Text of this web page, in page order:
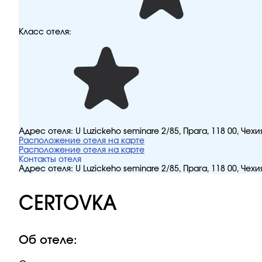
Класс отеля:
Адрес отеля: U Luzickeho seminare 2/85, Прага, 118 00,
Расположение отеля на карте
Расположение отеля на карте
Контакты отеля
Адрес отеля: U Luzickeho seminare 2/85, Прага, 118 00,
CERTOVKA
Об отеле: